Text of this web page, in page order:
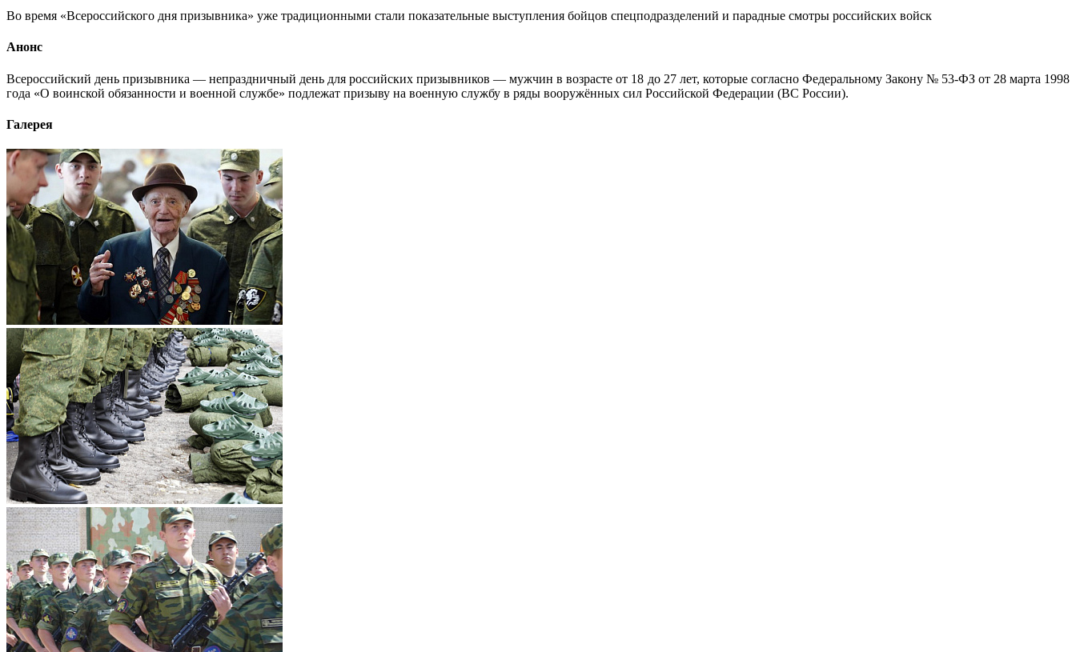
Во время «Всероссийского дня призывника» уже традиционными стали показательные выступления бойцов спецподразделений и парадные смотры российских войск
Анонс
Всероссийский день призывника — непраздничный день для российских призывников — мужчин в возрасте от 18 до 27 лет, которые согласно Федеральному Закону № 53-ФЗ от 28 марта 1998
года «О воинской обязанности и военной службе» подлежат призыву на военную службу в ряды вооружённых сил Российской Федерации (ВС России).
Галерея